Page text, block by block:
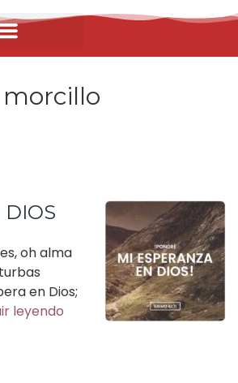
morcillo
DIOS
oh alma
en Dios;
leyendo